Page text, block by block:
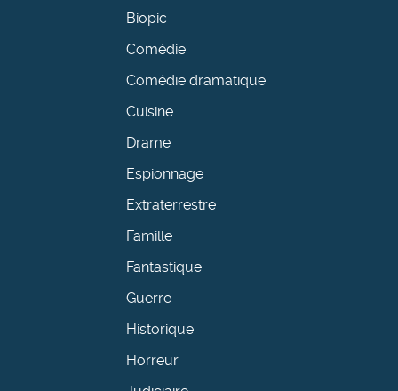
Biopic
Comédie
Comédie dramatique
Cuisine
Drame
Espionnage
Extraterrestre
Famille
Fantastique
Guerre
Historique
Horreur